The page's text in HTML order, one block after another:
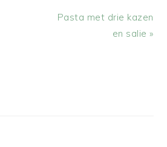
Volgend
Pasta met drie kazen
en salie »